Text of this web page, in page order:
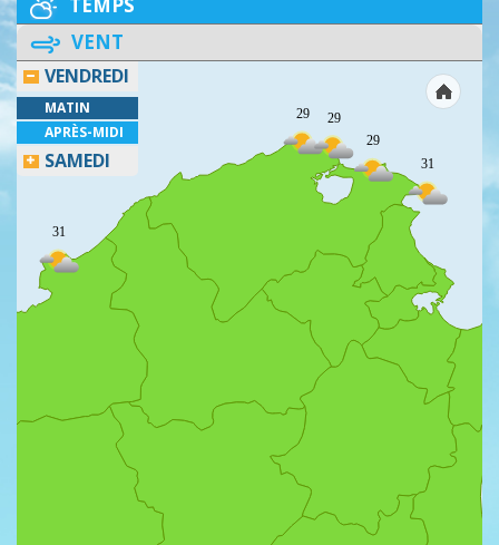
TEMPS
VENT
31
29
29
29
31
VENDREDI
MATIN
APRÈS-MIDI
SAMEDI